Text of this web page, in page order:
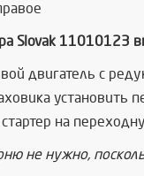
Slovak 11010123
двигатель с
установить
на
не нужно,